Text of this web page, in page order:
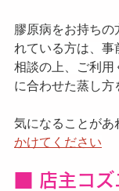
膠原病をお持ちの
れている方は、
相談の上、ご利用
に合わせた蒸し方
気になることがあ
かけてください
■ 店主コズ